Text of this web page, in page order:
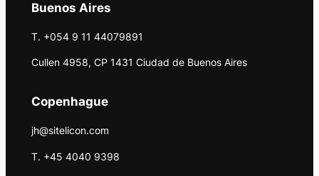
Buenos Aires
T. +054 9 11 44079891
Cullen 4958, CP 1431 Ciudad de Buenos Aires
Copenhague
jh@sitelicon.com
T. +45 4040 9398